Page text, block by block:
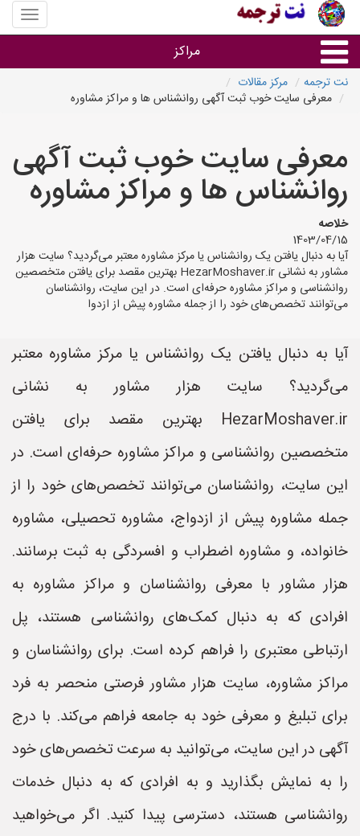
منوی
سایت
ترجمه
مراکز
خدمات ترجمه و تایپ
دفاتر ترجمه شهرها
مرکز تایپ های شهرها
نت ترجمه
مرکز مقالات
معرفی سایت خوب ثبت آگهی روانشناس ها و مراکز مشاوره
معرفی سایت خوب ثبت آگهی
روانشناس ها و مراکز مشاوره
خلاصه
1403/04/15
آیا به دنبال یافتن یک روانشناس یا مرکز مشاوره معتبر می‌گردید؟ سایت هزار
مشاور به نشانی HezarMoshaver.ir بهترین مقصد برای یافتن متخصصین
روانشناسی و مراکز مشاوره حرفه‌ای است. در این سایت، روانشناسان
می‌توانند تخصص‌های خود را از جمله مشاوره پیش از ازدوا
آیا به دنبال یافتن یک روانشناس یا مرکز مشاوره معتبر
می‌گردید؟ سایت هزار مشاور به نشانی
HezarMoshaver.ir بهترین مقصد برای یافتن
متخصصین روانشناسی و مراکز مشاوره حرفه‌ای است. در
این سایت، روانشناسان می‌توانند تخصص‌های خود را از
جمله مشاوره پیش از ازدواج، مشاوره تحصیلی، مشاوره
خانواده، و مشاوره اضطراب و افسردگی به ثبت برسانند.
هزار مشاور با معرفی روانشناسان و مراکز مشاوره به
افرادی که به دنبال کمک‌های روانشناسی هستند، پل
ارتباطی معتبری را فراهم کرده است. برای روانشناسان و
مراکز مشاوره، سایت هزار مشاور فرصتی منحصر به فرد
برای تبلیغ و معرفی خود به جامعه فراهم می‌کند. با درج
آگهی در این سایت، می‌توانید به سرعت تخصص‌های خود
را به نمایش بگذارید و به افرادی که به دنبال خدمات
روانشناسی هستند، دسترسی پیدا کنید. اگر می‌خواهید